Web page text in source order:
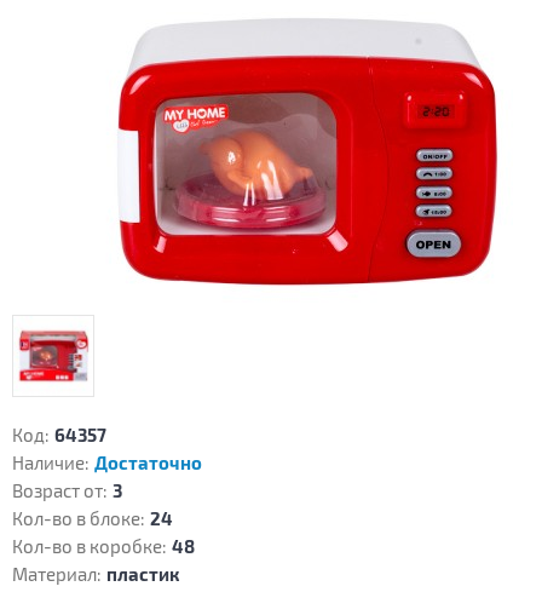
Код: 64357
Наличие: Достаточно
Возраст от: 3
Кол-во в блоке: 24
Кол-во в коробке: 48
Материал: пластик